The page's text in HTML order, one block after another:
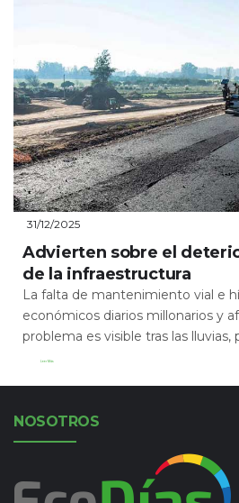
31/12/2025
Advierten sobre el
de la infraestructura
La falta de mantenimiento vial e
económicos diarios millonarios y
problema es visible tras las lluvias,
Leer Más
NOSOTROS